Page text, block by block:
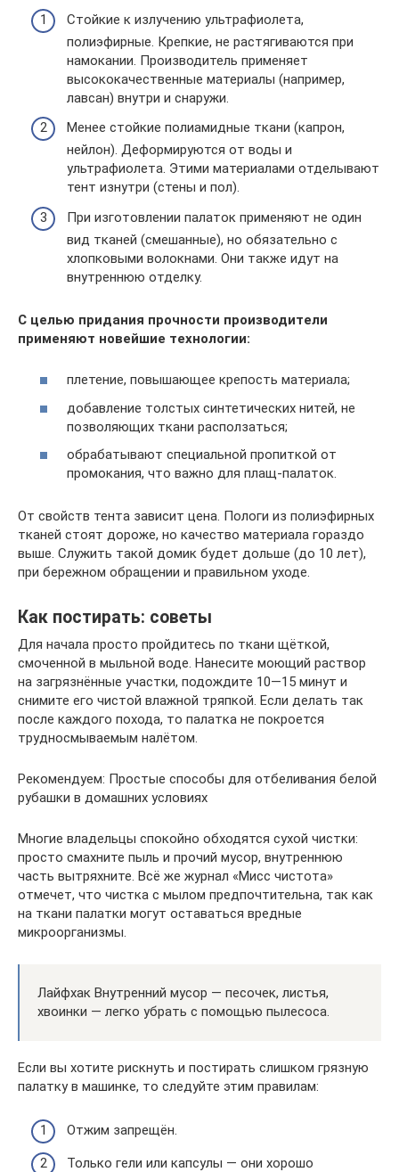
Стойкие к излучению ультрафиолета,
полиэфирные. Крепкие, не растягиваются при
намокании. Производитель применяет
высококачественные материалы (например,
лавсан) внутри и снаружи.
Менее стойкие полиамидные ткани (капрон,
нейлон). Деформируются от воды и
ультрафиолета. Этими материалами отделывают
тент изнутри (стены и пол).
При изготовлении палаток применяют не один
вид тканей (смешанные), но обязательно с
хлопковыми волокнами. Они также идут на
внутреннюю отделку.
С целью придания прочности производители
применяют новейшие технологии:
плетение, повышающее крепость материала;
добавление толстых синтетических нитей, не
позволяющих ткани расползаться;
обрабатывают специальной пропиткой от
промокания, что важно для плащ-палаток.
От свойств тента зависит цена. Пологи из полиэфирных
тканей стоят дороже, но качество материала гораздо
выше. Служить такой домик будет дольше (до 10 лет),
при бережном обращении и правильном уходе.
Как постирать: советы
Для начала просто пройдитесь по ткани щёткой,
смоченной в мыльной воде. Нанесите моющий раствор
на загрязнённые участки, подождите 10—15 минут и
снимите его чистой влажной тряпкой. Если делать так
после каждого похода, то палатка не покроется
трудносмываемым налётом.
Рекомендуем: Простые способы для отбеливания белой
рубашки в домашних условиях
Многие владельцы спокойно обходятся сухой чистки:
просто смахните пыль и прочий мусор, внутреннюю
часть вытряхните. Всё же журнал «Мисс чистота»
отмечет, что чистка с мылом предпочтительна, так как
на ткани палатки могут оставаться вредные
микроорганизмы.
Лайфхак Внутренний мусор — песочек, листья,
хвоинки — легко убрать с помощью пылесоса.
Если вы хотите рискнуть и постирать слишком грязную
палатку в машинке, то следуйте этим правилам:
Отжим запрещён.
Только гели или капсулы — они хорошо